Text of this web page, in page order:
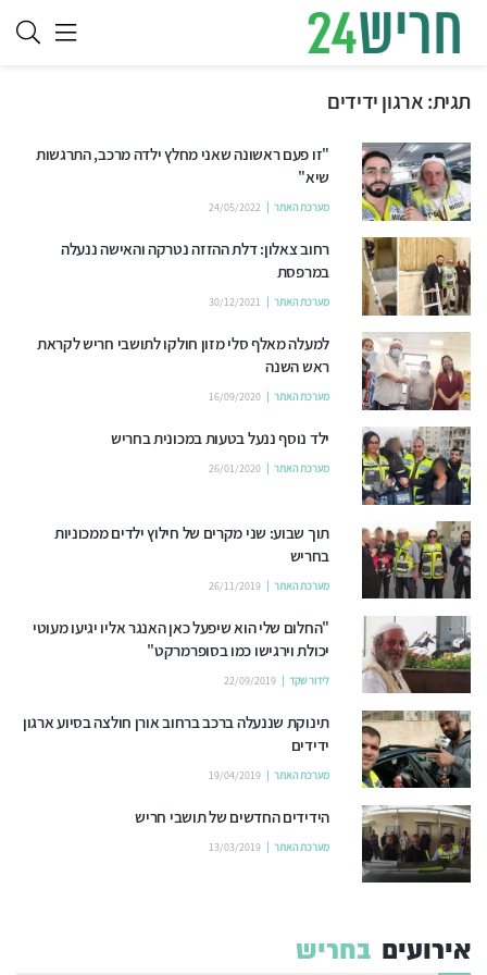
תגית:ארגון ידידים
"זו פעם ראשונה שאני מחלץ ילדה מרכב, התרגשות
שיא"
מערכת האתר 24/05/2022
רחוב צאלון: דלת ההזזה נטרקה והאישה ננעלה
במרפסת
מערכת האתר 30/12/2021
למעלה מאלף סלי מזון חולקו לתושבי חריש לקראת
ראש השנה
מערכת האתר 16/09/2020
ילד נוסף ננעל בטעות במכונית בחריש
מערכת האתר 26/01/2020
תוך שבוע: שני מקרים של חילוץ ילדים ממכוניות
בחריש
מערכת האתר 26/11/2019
"החלום שלי הוא שיפעל כאן האנגר אליו יגיעו מעוטי
יכולת וירגישו כמו בסופרמרקט"
לידור שקד 22/09/2019
תינוקת שננעלה ברכב ברחוב אורן חולצה בסיוע ארגון
ידידים
מערכת האתר 19/04/2019
הידידים החדשים של תושבי חריש
מערכת האתר 13/03/2019
אירועים בחריש